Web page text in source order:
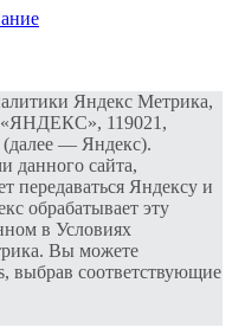
Яндекс Метрика,
119021,
(далее — Яндекс).
данного сайта,
передаваться Яндексу и
обрабатывает эту
в Условиях
Вы можете
выбрав соответствующие